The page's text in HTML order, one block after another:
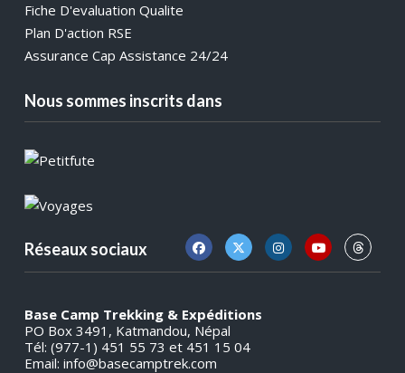
Fiche D'evaluation Qualite
Plan D'action RSE
Assurance Cap Assistance 24/24
Nous sommes inscrits dans
Réseaux sociaux
Base Camp Trekking & Expéditions
PO Box 3491, Katmandou, Népal
Tél: (977-1) 451 55 73 et 451 15 04
Email: info@basecamptrek.com